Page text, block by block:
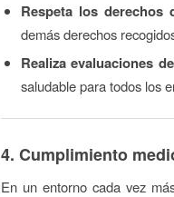
Respeta los derechos
demás derechos
Realiza evaluaciones
saludable para todos los
4. Cumplimiento
En un entorno cada vez